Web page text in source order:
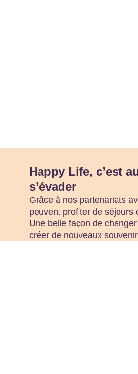
Happy Life, c’est
s’évader
Grâce à nos partenariats
peuvent profiter de séjours
Une belle façon de
créer de nouveaux